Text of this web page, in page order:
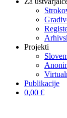
Projekti
Publikacije
0,00 €